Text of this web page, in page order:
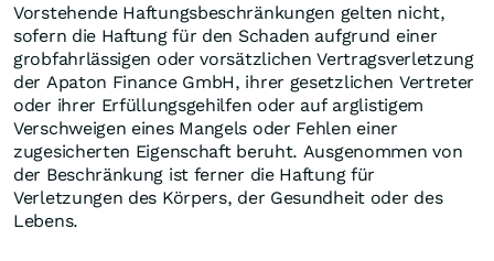
Vorstehende Haftungsbeschränkungen gelten nicht,
sofern die Haftung für den Schaden aufgrund einer
grobfahrlässigen oder vorsätzlichen Vertragsverletzung
der Apaton Finance GmbH, ihrer gesetzlichen Vertreter
oder ihrer Erfüllungsgehilfen oder auf arglistigem
Verschweigen eines Mangels oder Fehlen einer
zugesicherten Eigenschaft beruht. Ausgenommen von
der Beschränkung ist ferner die Haftung für
Verletzungen des Körpers, der Gesundheit oder des
Lebens.